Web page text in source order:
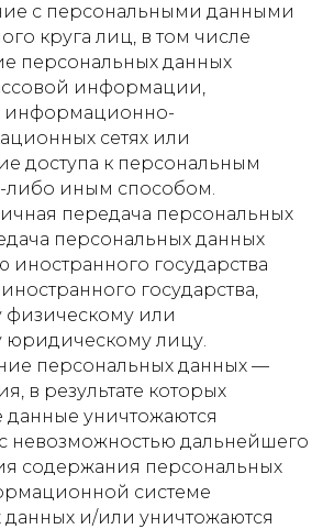
с персональными данными
круга лиц, в том числе
персональных данных
информации,
информационно-
сетях или
доступа к персональным
либо иным способом.
передача персональных
персональных данных
иностранного государства
государства,
физическому или
юридическому лицу.
персональных данных —
в результате которых
данные уничтожаются
невозможностью дальнейшего
содержания персональных
системе
данных и/или уничтожаются